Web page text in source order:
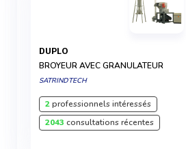
DUPLO
BROYEUR AVEC GRANULATEUR
SATRINDTECH
2professionnels intéressés
2043 consultations récentes